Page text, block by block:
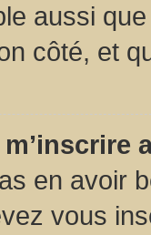
aussi
côté, et
en avoir
vous